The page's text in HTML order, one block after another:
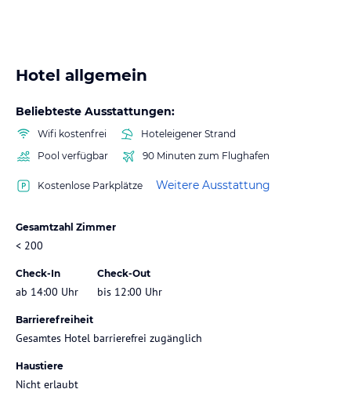
Hotel allgemein
Beliebteste Ausstattungen:
Wifi kostenfrei
Hoteleigener Strand
Pool verfügbar
90 Minuten zum Flughafen
Kostenlose Parkplätze Weitere Ausstattung
Gesamtzahl Zimmer
< 200
Check-In
ab 14:00 Uhr
Check-Out
bis 12:00 Uhr
Barrierefreiheit
Gesamtes Hotel barrierefrei zugänglich
Haustiere
Nicht erlaubt